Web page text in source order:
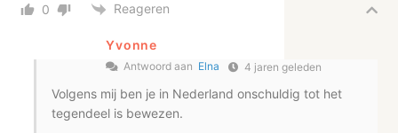
0 Reageren
Yvonne
Antwoord aan Elna 4 jaren geleden
Volgens mij ben je in Nederland onschuldig tot het
tegendeel is bewezen.